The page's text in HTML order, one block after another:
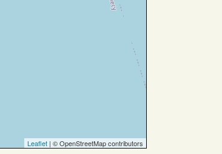
Leaflet | © OpenStreetMap contributors